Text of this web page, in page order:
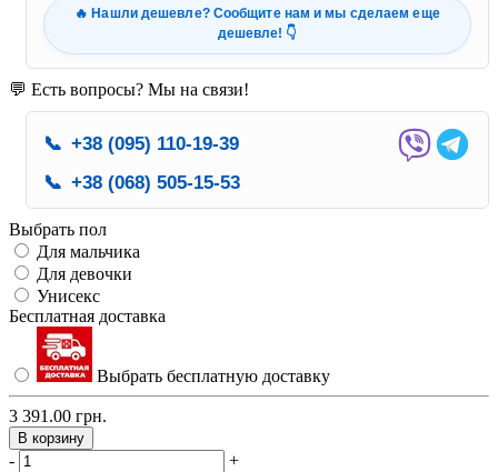
🔥 Нашли дешевле? Сообщите нам и мы сделаем еще
дешевле! 👇
💬 Есть вопросы? Мы на связи!
📞 +38 (095) 110-19-39
📞 +38 (068) 505-15-53
Выбрать пол
Для мальчика
Для девочки
Унисекс
Бесплатная доставка
Выбрать бесплатную доставку
3 391.00 грн.
В корзину
-
+